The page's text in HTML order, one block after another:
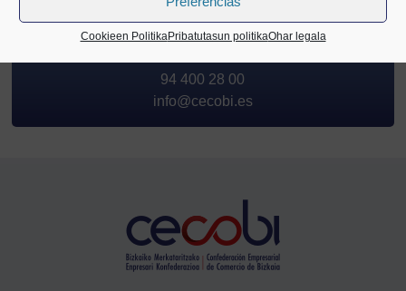
Cookieen PolitikaPribatutasun politikaOhar legala
Zalantzarik baduzu, jarri gurekin
kontaktuan
94 400 28 00
info@cecobi.es